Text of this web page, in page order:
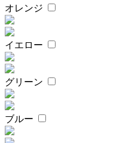
オレンジ
イエロー
グリーン
ブルー